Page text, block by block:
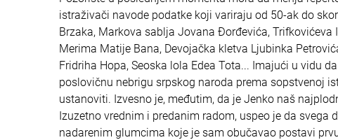
istraživači navode podatke koji variraju od 50-ak do
Brzaka, Markova sablja Jovana Đorđevića,
Merima Matije Bana, Devojačka kletva Ljubinka
Fridriha Hopa, Seoska lola Edea Tota... Imajući u vidu
poslovičnu nebrigu srpskog naroda prema sopstvenoj
ustanoviti. Izvesno je, međutim, da je Jenko naš
Izuzetno vrednim i predanim radom, uspeo je da
nadarenim glumcima koje je sam obučavao postavi